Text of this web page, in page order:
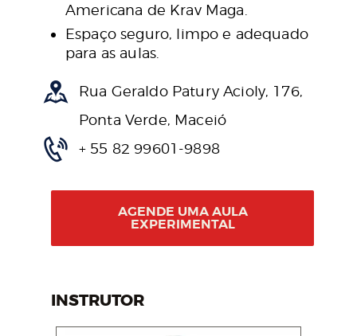
Americana de Krav Maga.
Espaço seguro, limpo e adequado
para as aulas.
Rua Geraldo Patury Acioly, 176,
Ponta Verde, Maceió
+ 55 82 99601-9898
AGENDE UMA AULA
EXPERIMENTAL
INSTRUTOR